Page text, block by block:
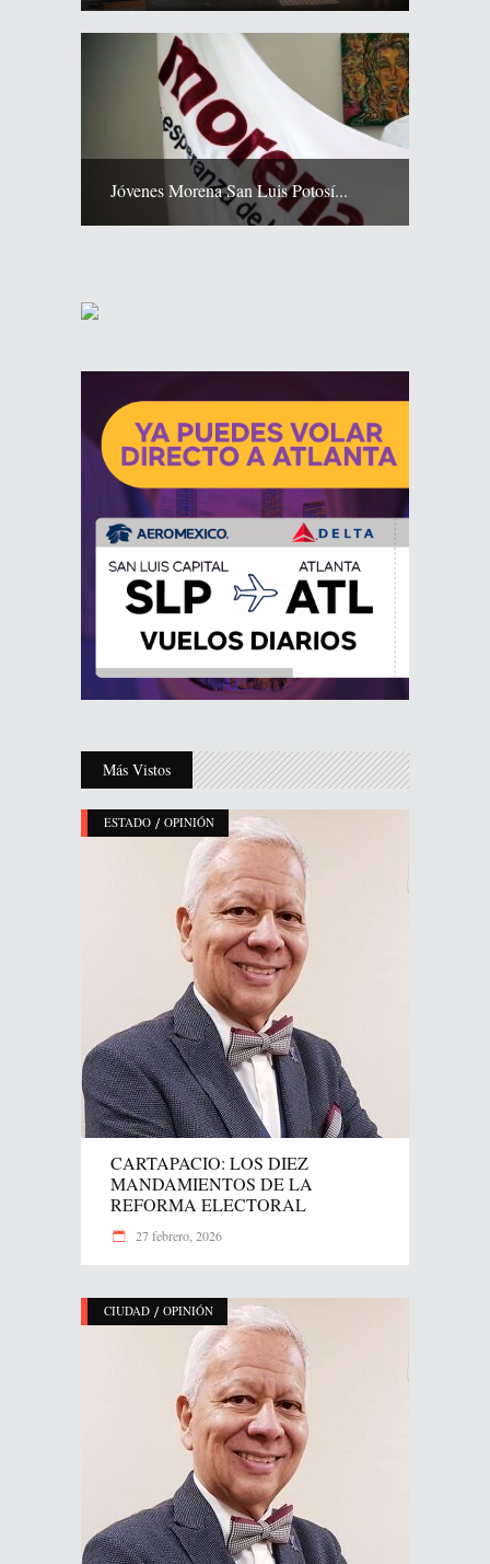
Jóvenes Morena San Luis Potosí...
Más Vistos
ESTADO / OPINIÓN
CARTAPACIO: LOS DIEZ
MANDAMIENTOS DE LA
REFORMA ELECTORAL
27 febrero, 2026
CIUDAD / OPINIÓN